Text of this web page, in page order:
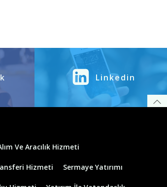
Linkedin
Ve Aracılık Hizmeti
Hizmeti Sermaye Yatırımı